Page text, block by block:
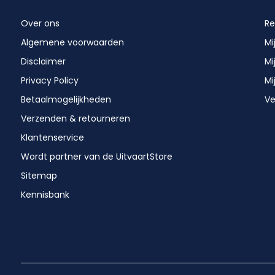
Over ons
Algemene voorwaarden
Disclaimer
Privacy Policy
Betaalmogelijkheden
Verzenden & retourneren
Klantenservice
Wordt partner van de UitvaartStore
Sitemap
Kennisbank